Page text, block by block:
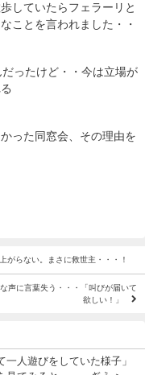
していたらフェラーリと
ことを言われました・・
ったけど・・今は立場が
った同窓会、その理由を
がらない。まさに救世主・・・！
声に言葉失う・・・「叫びが届いて
欲しい！」
一人遊びをしていた様子」